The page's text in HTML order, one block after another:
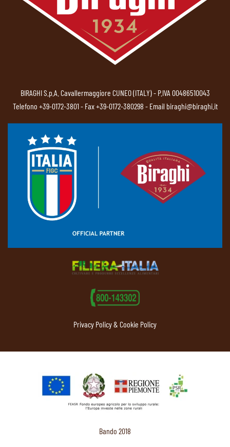
BIRAGHI S.p.A. Cavallermaggiore CUNEO (ITALY) - P.IVA 00486510043
Telefono +39-0172-3801- Fax +39-0172-380298 - Email biraghi@biraghi.it
Privacy Policy & Cookie Policy
Bando 2018